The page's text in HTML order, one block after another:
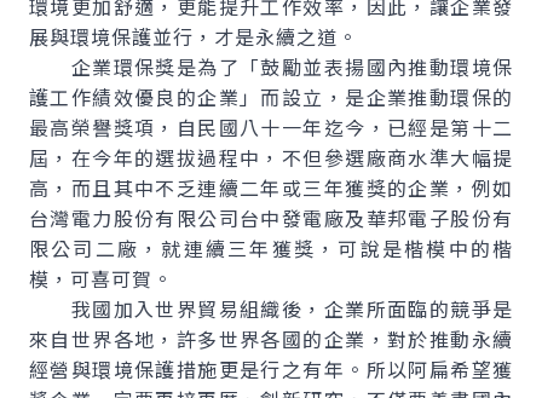
環境更加舒適，更能提升工作效率，因此，讓企業發
展與環境保護並行，才是永續之道。
企業環保獎是為了「鼓勵並表揚國內推動環境保
護工作績效優良的企業」而設立，是企業推動環保的
最高榮譽獎項，自民國八十一年迄今，已經是第十二
屆，在今年的選拔過程中，不但參選廠商水準大幅提
高，而且其中不乏連續二年或三年獲獎的企業，例如
台灣電力股份有限公司台中發電廠及華邦電子股份有
限公司二廠，就連續三年獲獎，可說是楷模中的楷
模，可喜可賀。
我國加入世界貿易組織後，企業所面臨的競爭是
來自世界各地，許多世界各國的企業，對於推動永續
經營與環境保護措施更是行之有年。所以阿扁希望獲